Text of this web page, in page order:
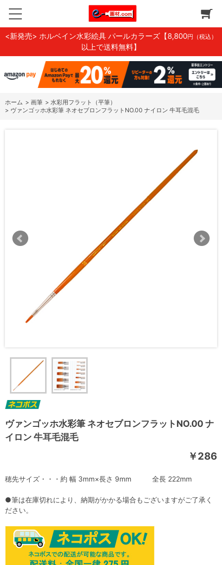
<新発売> ホルベイン水彩絵具 パールカラーズ 【8,800円（税込）
以上で送料無料】
ホーム > 画筆 > 水彩用フラット（平筆）
> ヴァンゴッホ水彩筆 ネオセブロンフラットNO.00 ナイロン 牛耳毛混毛
ヴァンゴッホ水彩筆 ネオセブロンフラットNO.00 ナ
イロン 牛耳毛混毛
￥286
穂先サイズ・・・約 幅 3mm×長さ 9mm 全長 222mm
●筆は在庫切れにより、納期がかかる場合もございますがご了承く
ださい。